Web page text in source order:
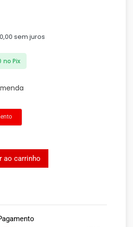
sem juros
no Pix
ao carrinho